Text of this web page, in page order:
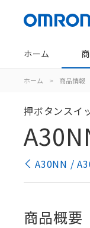
ホーム
ホーム > 商品情報
押ボタンスイ
A30NN /
商品概要